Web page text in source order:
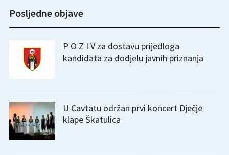
Posljedne objave
P O Z I V za dostavu prijedloga
kandidata za dodjelu javnih priznanja
U Cavtatu održan prvi koncert Dječje
klape Škatulica